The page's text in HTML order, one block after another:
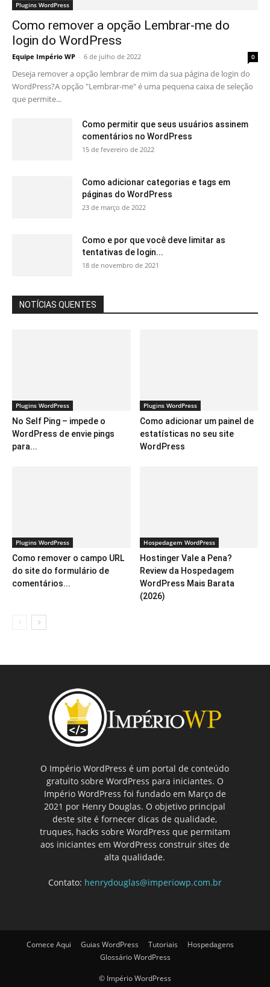
Plugins WordPress
Como remover a opção Lembrar-me do
login do WordPress
Equipe Império WP - 6 de julho de 2022 0
Deseja remover a opção lembrar de mim da sua página de login do
WordPress?A opção "Lembrar-me" é uma pequena caixa de seleção
que permite...
Como permitir que seus usuários assinem
comentários no WordPress
15 de fevereiro de 2022
Como adicionar categorias e tags em
páginas do WordPress
23 de março de 2022
Como e por que você deve limitar as
tentativas de login...
18 de novembro de 2021
NOTÍCIAS QUENTES
Plugins WordPress
No Self Ping – impede o
WordPress de envie pings
para...
Plugins WordPress
Como adicionar um painel de
estatísticas no seu site
WordPress
Plugins WordPress
Como remover o campo URL
do site do formulário de
comentários...
Hospedagem WordPress
Hostinger Vale a Pena?
Review da Hospedagem
WordPress Mais Barata
(2026)
O Império WordPress é um portal de conteúdo
gratuito sobre WordPress para iniciantes. O
Império WordPress foi fundado em Março de
2021 por Henry Douglas. O objetivo principal
deste site é fornecer dicas de qualidade,
truques, hacks sobre WordPress que permitam
aos iniciantes em WordPress construir sites de
alta qualidade.
Contato: henrydouglas@imperiowp.com.br
Comece Aqui Guias WordPress Tutoriais
Hospedagens
Glossário WordPress
© Império WordPress